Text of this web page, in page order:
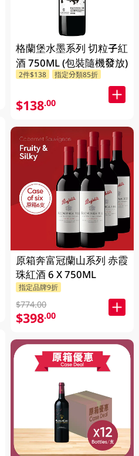
格蘭堡水墨系列 切粒子紅
酒 750ML (包裝隨機發放)
2件$138 指定分類85折
$138.00
原箱奔富冠蘭山系列 赤霞
珠紅酒 6 X 750ML
指定品牌9折
$774.00
$398.00